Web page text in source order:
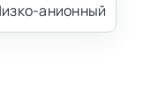
анионный